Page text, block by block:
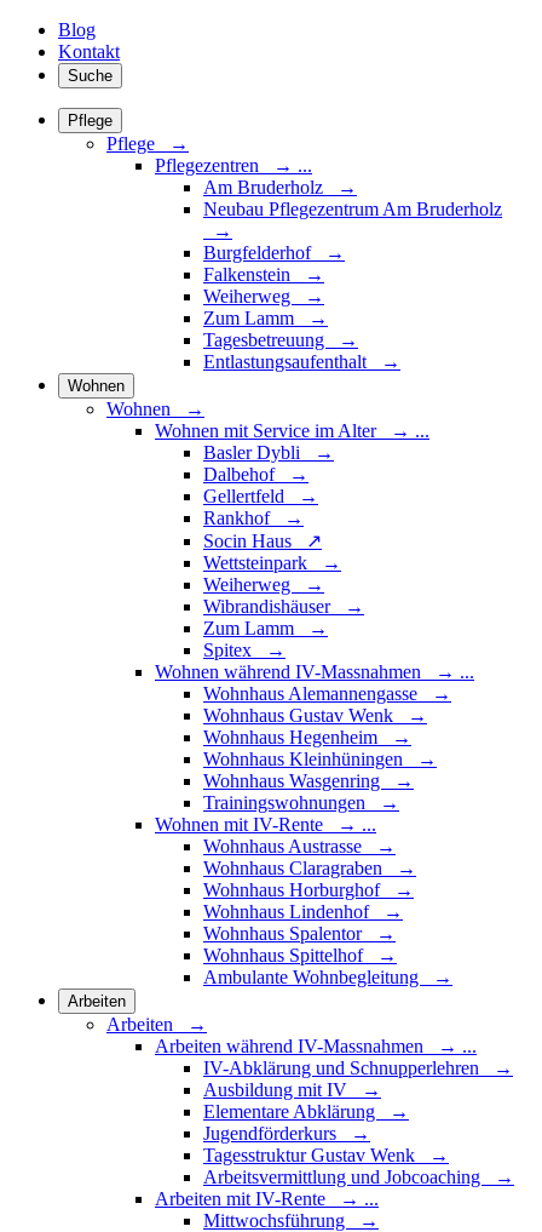
Blog
Kontakt
Suche
Pflege
Pflege →
Pflegezentren
→ ...
Am Bruderholz →
Neubau Pflegezentrum Am Bruderholz
→
Burgfelderhof →
Falkenstein →
Weiherweg →
Zum Lamm →
Tagesbetreuung →
Entlastungsaufenthalt →
Wohnen
Wohnen →
Wohnen mit Service im Alter
→ ...
Basler Dybli →
Dalbehof →
Gellertfeld →
Rankhof →
Socin Haus ↗
Wettsteinpark →
Weiherweg →
Wibrandishäuser →
Zum Lamm →
Spitex →
Wohnen während IV-Massnahmen
→ ...
Wohnhaus Alemannengasse →
Wohnhaus Gustav Wenk →
Wohnhaus Hegenheim →
Wohnhaus Kleinhüningen →
Wohnhaus Wasgenring →
Trainingswohnungen →
Wohnen mit IV-Rente
→ ...
Wohnhaus Austrasse →
Wohnhaus Claragraben →
Wohnhaus Horburghof →
Wohnhaus Lindenhof →
Wohnhaus Spalentor →
Wohnhaus Spittelhof →
Ambulante Wohnbegleitung →
Arbeiten
Arbeiten →
Arbeiten während IV-Massnahmen
→ ...
IV-Abklärung und Schnupperlehren →
Ausbildung mit IV →
Elementare Abklärung →
Jugendförderkurs →
Tagesstruktur Gustav Wenk →
Arbeitsvermittlung und Jobcoaching →
Arbeiten mit IV-Rente
→ ...
Mittwochsführung →